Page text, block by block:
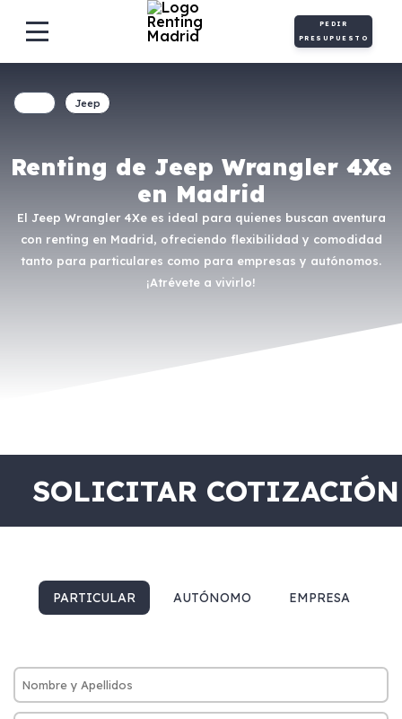
PEDIR
PRESUPUESTO
Renting de Jeep Wrangler 4Xe
en Madrid
El Jeep Wrangler 4Xe es ideal para quienes buscan aventura
con renting en Madrid, ofreciendo flexibilidad y comodidad
tanto para particulares como para empresas y autónomos.
¡Atrévete a vivirlo!
Jeep
SOLICITAR COTIZACIÓN
PARTICULAR AUTÓNOMO EMPRESA